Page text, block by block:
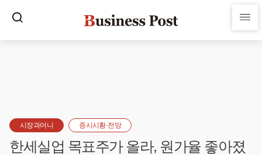
시장과머니 증시시황·전망
한세실업 목표주가 올라, 원가율 좋아졌